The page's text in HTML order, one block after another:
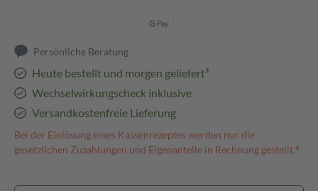
Persönliche Beratung
Heute bestellt und morgen geliefert³
Wechselwirkungscheck inklusive
Versandkostenfreie Lieferung
Bei der Einlösung eines Kassenrezeptes werden nur die
gesetzlichen Zuzahlungen und Eigenanteile in Rechnung gestellt.⁴